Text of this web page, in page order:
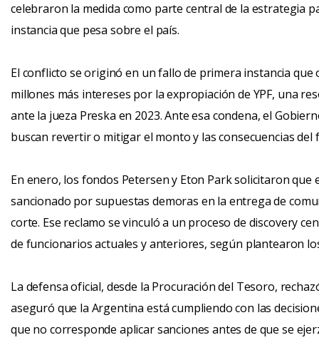
celebraron la medida como parte central de la estrategia
instancia que pesa sobre el país.
El conflicto se originó en un fallo de primera instancia
millones más intereses por la expropiación de YPF, una
ante la jueza Preska en 2023. Ante esa condena, el
buscan revertir o mitigar el monto y las consecuencias del
En enero, los fondos Petersen y Eton Park solicitaron que
sancionado por supuestas demoras en la entrega de
corte. Ese reclamo se vinculó a un proceso de discovery
de funcionarios actuales y anteriores, según plantearon
La defensa oficial, desde la Procuración del Tesoro,
aseguró que la Argentina está cumpliendo con las
que no corresponde aplicar sanciones antes de que se